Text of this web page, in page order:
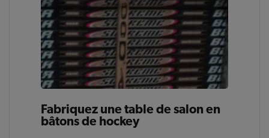
Fabriquez une table de salon en
bâtons de hockey